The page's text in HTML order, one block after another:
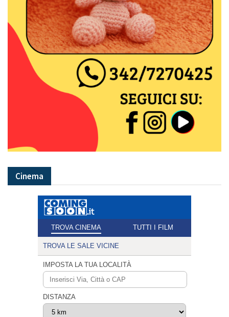
Cinema